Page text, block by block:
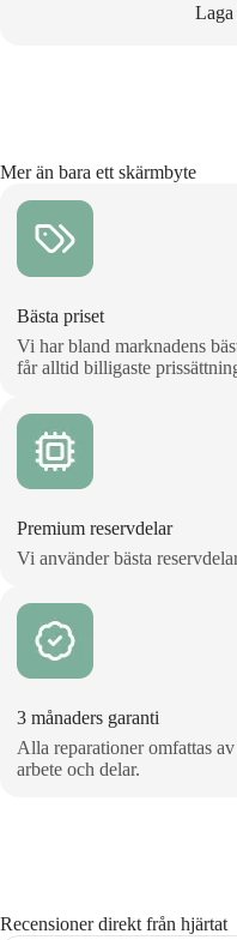
Laga
Mer än bara ett skärmbyte
Bästa priset
Vi har bland marknadens
får alltid billigaste
Premium reservdelar
Vi använder bästa
3 månaders garanti
Alla reparationer omfattas
arbete och delar.
Recensioner direkt från hjärtat